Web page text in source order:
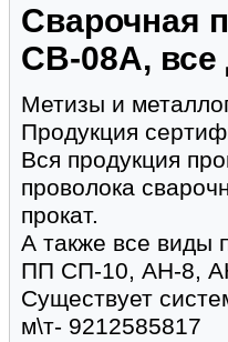
Cварочная
СВ-08А,
Метизы и
Продукция
Вся продукция
проволока
прокат.
А также все виды
ПП СП-10, АН-8,
Существует
м\т- 9212585817